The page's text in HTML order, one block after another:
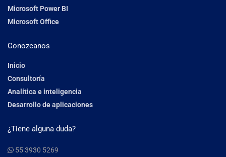
Microsoft Power BI
Microsoft Office
Conozcanos
Inicio
Consultoría
Analítica e inteligencia
Desarrollo de aplicaciones
¿Tiene alguna duda?
55 3930 5269